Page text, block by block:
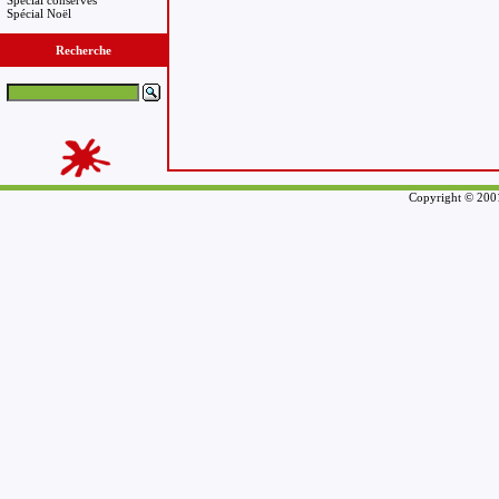
Spécial Noël
Recherche
Copyright ©